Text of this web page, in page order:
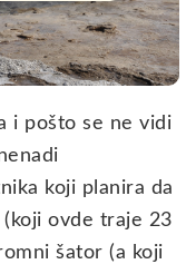
i pošto se ne vidi
koji planira da
ovde traje 23
šator (a koji